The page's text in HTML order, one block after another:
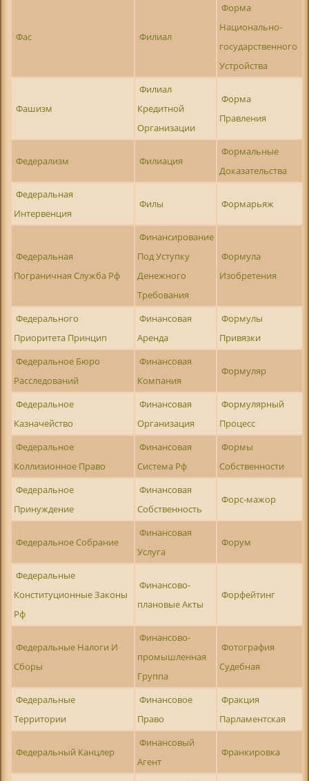
Фас Филиал
Форма
Национально-
государственного
Устройства
Фашизм
Филиал
Кредитной
Организации
Форма
Правления
Федерализм Филиация
Формальные
Доказательства
Федеральная
Интервенция
Филы Формарьяж
Федеральная
Пограничная Служба Рф
Финансирование
Под Уступку
Денежного
Требования
Формула
Изобретения
Федерального
Приоритета Принцип
Финансовая
Аренда
Формулы
Привязки
Федеральное Бюро
Расследований
Финансовая
Компания
Формуляр
Федеральное
Казначейство
Финансовая
Организация
Формулярный
Процесс
Федеральное
Коллизионное Право
Финансовая
Система Рф
Формы
Собственности
Федеральное
Принуждение
Финансовая
Собственность
Форс-мажор
Федеральное Собрание
Финансовая
Услуга
Форум
Федеральные
Конституционные Законы
Рф
Финансово-
плановые Акты
Форфейтинг
Федеральные Налоги И
Сборы
Финансово-
промышленная
Группа
Фотография
Судебная
Федеральные
Территории
Финансовое
Право
Фракция
Парламентская
Федеральный Канцлер
Финансовый
Агент
Франкировка